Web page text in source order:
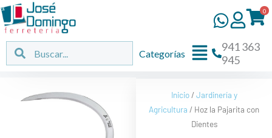
Ir
al
contenido
0
Buscar Buscar
Flyout
Categorías
941 363
945
Inicio/Jardinería y
Agricultura / Hoz la Pajarita con
Dientes